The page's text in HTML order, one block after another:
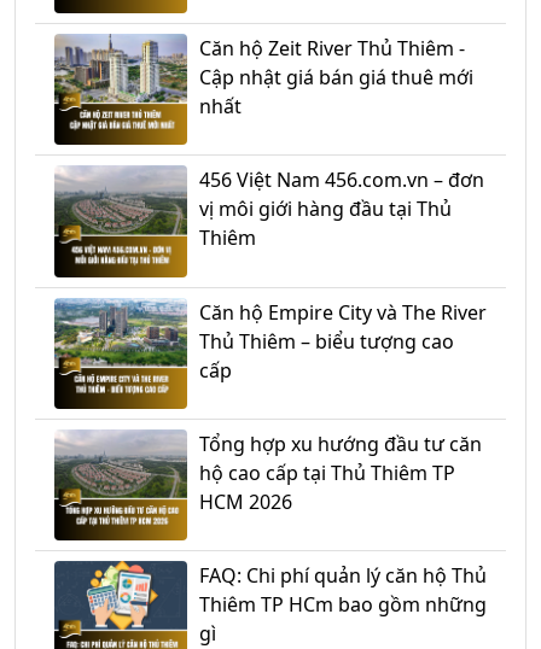
Căn hộ Zeit River Thủ Thiêm -
Cập nhật giá bán giá thuê mới
nhất
456 Việt Nam 456.com.vn – đơn
vị môi giới hàng đầu tại Thủ
Thiêm
Căn hộ Empire City và The River
Thủ Thiêm – biểu tượng cao
cấp
Tổng hợp xu hướng đầu tư căn
hộ cao cấp tại Thủ Thiêm TP
HCM 2026
FAQ: Chi phí quản lý căn hộ Thủ
Thiêm TP HCm bao gồm những
gì